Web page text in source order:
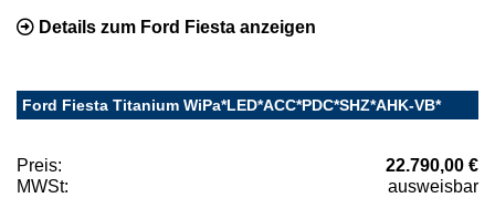
Details zum Ford Fiesta anzeigen
Ford Fiesta Titanium WiPa*LED*ACC*PDC*SHZ*AHK-VB*
Preis:
22.790,00 €
MWSt:
ausweisbar